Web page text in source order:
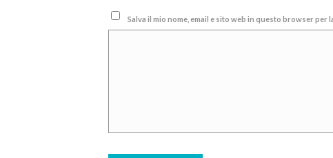
Salva il mio nome, email e sito web in questo browser per